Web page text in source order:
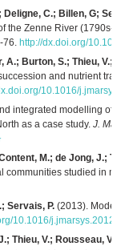
C.; Billen, G;
the Zenne River (1790s-
76. http://dx.doi.org/
Burton, S.; Thieu, V.;
and nutrient
10.1016/
integrated modelling of
as a case study. J.
M.; de Jong, J.;
communities studied in
Servais, P. (2013).
10.1016/
Thieu, V.; Rousseau,